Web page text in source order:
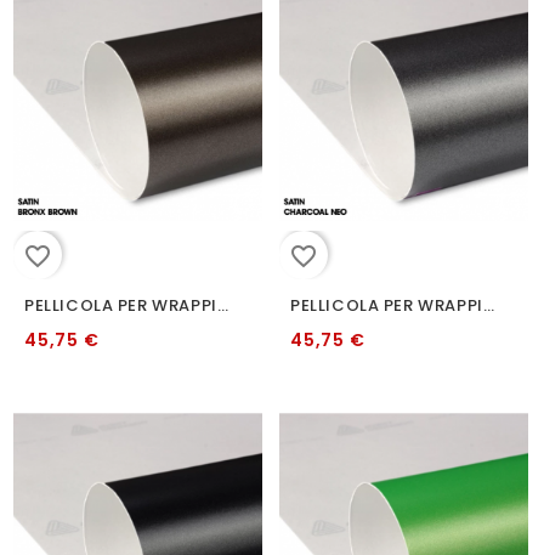
favorite_border
PELLICOLA PER WRAPPING AVERY BJ0880001 SATIN METALLIC HANS BROWN
45,75 €
favorite_border
PELLICOLA PER WRAPPING AVERY CARBONIO NEO SATINATO 152 CM
45,75 €